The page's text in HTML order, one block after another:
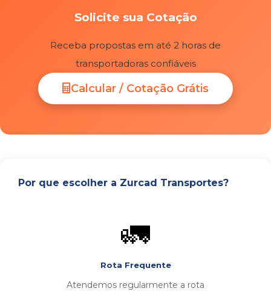
Solicite sua Cotação
Receba propostas em até 2 horas de
transportadoras confiáveis
Calcular / Cotação Grátis
Por que escolher a Zurcad Transportes?
🚛
Rota Frequente
Atendemos regularmente a rota